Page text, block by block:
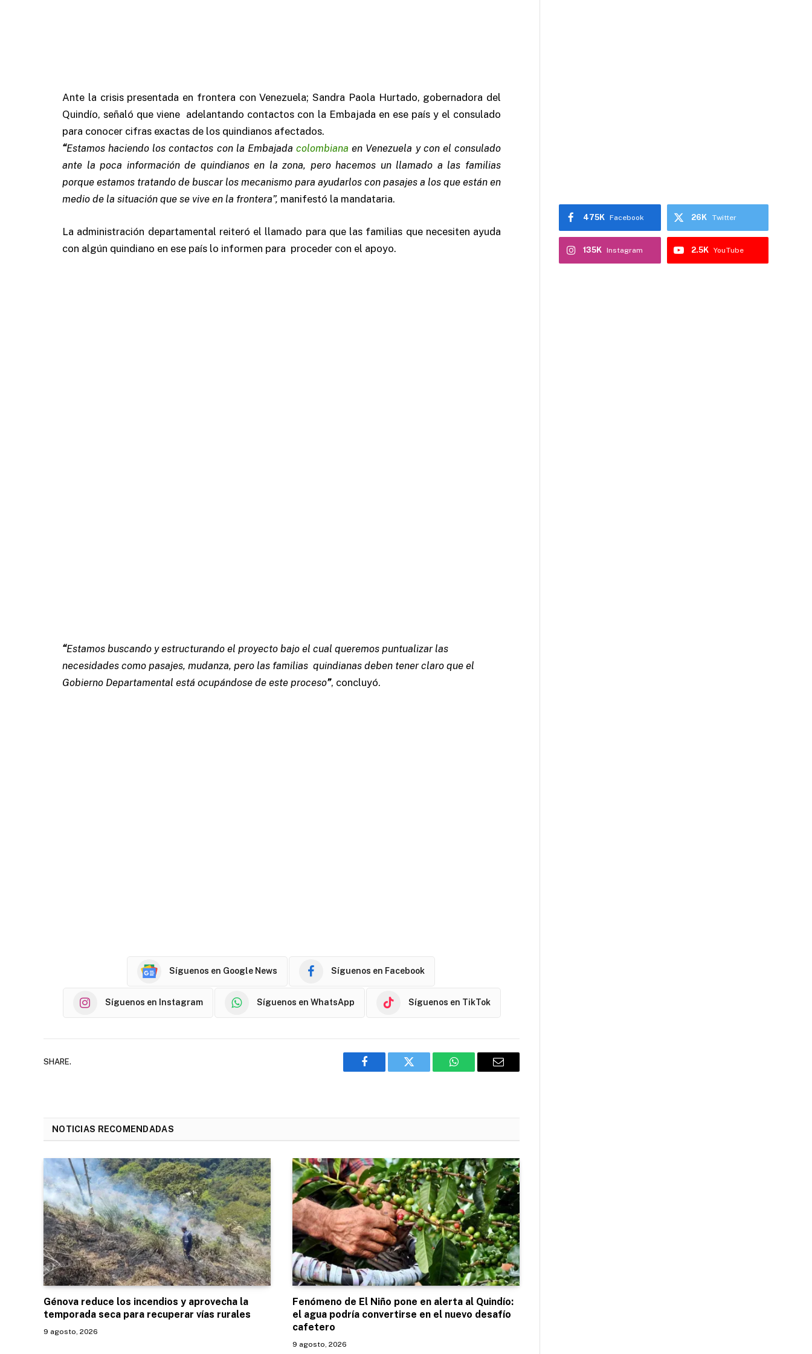
Ante la crisis presentada en frontera con Venezuela; Sandra Paola Hurtado, gobernadora del
Quindío, señaló que viene adelantando contactos con la Embajada en ese país y el consulado
para conocer cifras exactas de los quindianos afectados.
“Estamos haciendo los contactos con la Embajadacolombiana en Venezuela y con el consulado
ante la poca información de quindianos en la zona, pero hacemos un llamado a las familias
porque estamos tratando de buscar los mecanismo para ayudarlos con pasajes a los que están en
medio de la situación que se vive en la frontera”, manifestó la mandataria.
La administración departamental reiteró el llamado para que las familias que necesiten ayuda
con algún quindiano en ese país lo informen para proceder con el apoyo.
“Estamos buscando y estructurando el proyecto bajo el cual queremos puntualizar las
necesidades como pasajes, mudanza, pero las familias quindianas deben tener claro que el
Gobierno Departamental está ocupándose de este proceso”, concluyó.
Síguenos en Google News Síguenos en Facebook
Síguenos en Instagram Síguenos en WhatsApp Síguenos en TikTok
SHARE.
Facebook Twitter WhatsAppEmail
NOTICIAS RECOMENDADAS
Génova reduce los incendios y aprovecha la
temporada seca para recuperar vías rurales
9 agosto, 2026
Fenómeno de El Niño pone en alerta al Quindío:
el agua podría convertirse en el nuevo desafío
cafetero
9 agosto, 2026
Facebook
475K Twitter
26K
Instagram
135K YouTube
2.5K